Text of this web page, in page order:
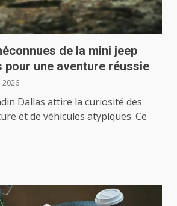
de la mini jeep
pour une aventure réussie
2026
Dallas attire la curiosité des
et de véhicules atypiques. Ce